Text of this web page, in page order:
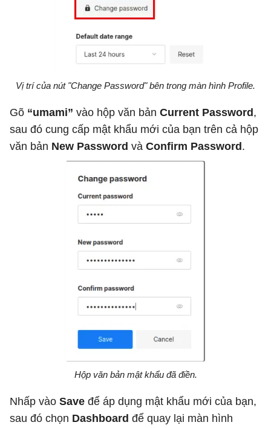
Vị trí của nút "Change Password" bên trong màn hình Profile.
Gõ “umami” vào hộp văn bản Current Password,
sau đó cung cấp mật khẩu mới của bạn trên cả hộp
văn bản New Password và Confirm Password.
Hộp văn bản mật khẩu đã điền.
Nhấp vào Save để áp dụng mật khẩu mới của bạn,
sau đó chọn Dashboard để quay lại màn hình